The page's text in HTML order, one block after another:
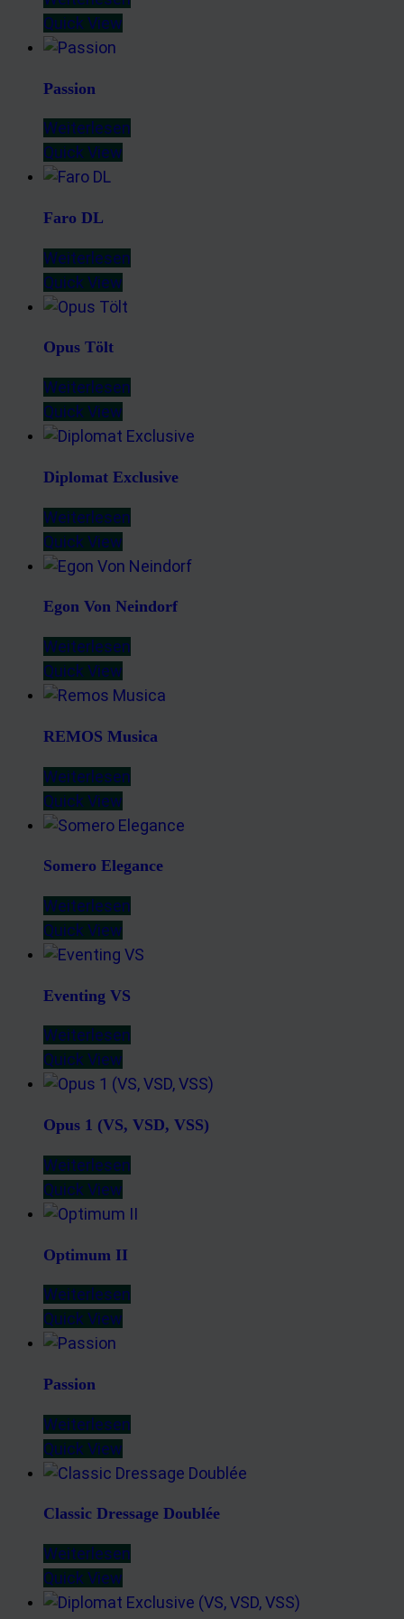
Quick View
Passion
Weiterlesen
Quick View
Faro DL
Weiterlesen
Quick View
Opus Tölt
Weiterlesen
Quick View
Diplomat Exclusive
Weiterlesen
Quick View
Egon Von Neindorf
Weiterlesen
Quick View
REMOS Musica
Weiterlesen
Quick View
Somero Elegance
Weiterlesen
Quick View
Eventing VS
Weiterlesen
Quick View
Opus 1 (VS, VSD, VSS)
Weiterlesen
Quick View
Optimum II
Weiterlesen
Quick View
Passion
Weiterlesen
Quick View
Classic Dressage Doublée
Weiterlesen
Quick View